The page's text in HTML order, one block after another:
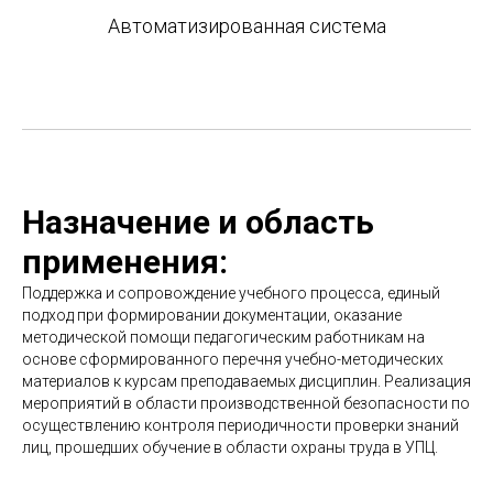
Автоматизированная система
Назначение и область
применения:
Поддержка и сопровождение учебного процесса, единый
подход при формировании документации, оказание
методической помощи педагогическим работникам на
основе сформированного перечня учебно-методических
материалов к курсам преподаваемых дисциплин. Реализация
мероприятий в области производственной безопасности по
осуществлению контроля периодичности проверки знаний
лиц, прошедших обучение в области охраны труда в УПЦ.